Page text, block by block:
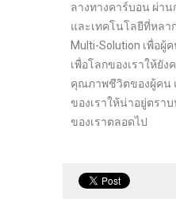
ลางทางคาร์บอน ผ่า
และเทคโนโลยีที่หลา
Multi-Solution เพื่อผู้
เพื่อโลกของเราให้ยัง
คุณภาพชีวิตของผู้คน
ของเราให้น่าอยู่ตรา
ของเราตลอดไป